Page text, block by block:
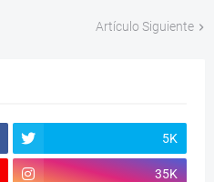
Artículo Siguiente
5K
35K